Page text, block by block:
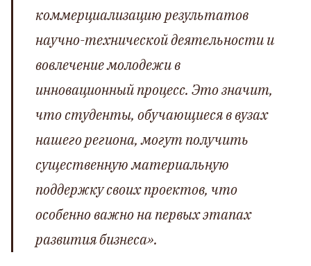
коммерциализацию результатов
научно-технической деятельности и
вовлечение молодежи в
инновационный процесс. Это значит,
что студенты, обучающиеся в вузах
нашего региона, могут получить
существенную материальную
поддержку своих проектов, что
особенно важно на первых этапах
развития бизнеса».